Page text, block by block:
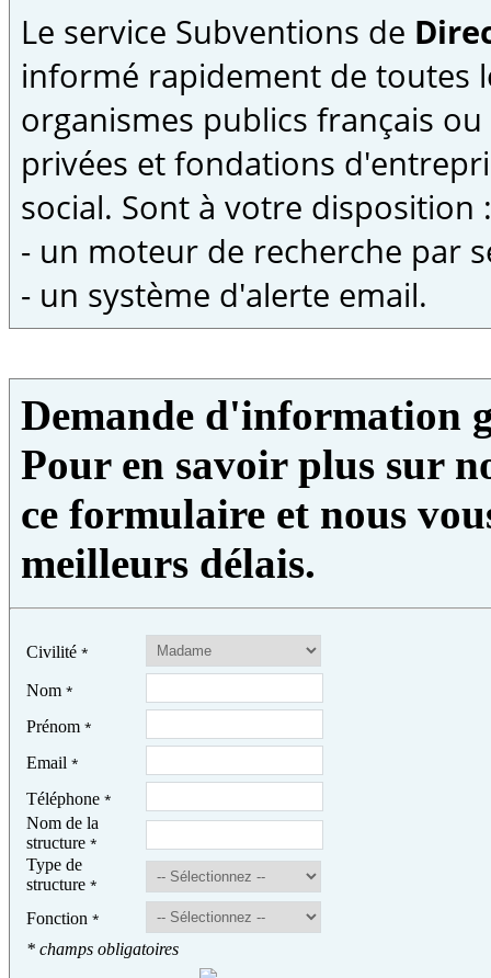
Le service Subventions de
informé rapidement de toutes
organismes publics français
privées et fondations
social. Sont à votre disposition :
- un moteur de recherche par
- un système d'alerte email.
Demande d'information
Pour en savoir plus sur
ce formulaire et nous
meilleurs délais.
Civilité *
Nom *
Prénom *
Email *
Téléphone *
Nom de la
structure *
Type de
structure *
Fonction *
* champs obligatoires